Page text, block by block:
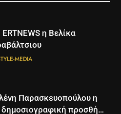
η Βελίκα
MEDIA
Παρασκευοπούλου η
δημοσιογραφική προσθήκη